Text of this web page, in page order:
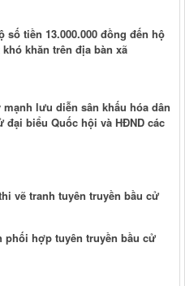
tiền 13.000.000 đồng đến hộ
khăn trên địa bàn xã
lưu diễn sân khấu hóa dân
biểu Quốc hội và HĐND các
vẽ tranh tuyên truyền bầu cử
phối hợp tuyên truyền bầu cử